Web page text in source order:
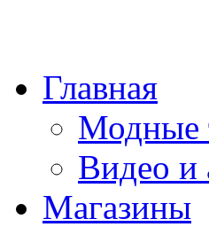
Главная
Модные
Видео и
Магазины